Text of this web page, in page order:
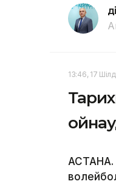
13:46, 17
АСТАНА.